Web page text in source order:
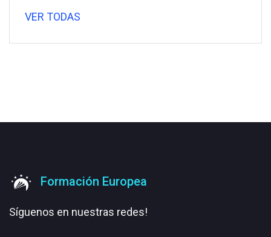
VER TODAS
Formación Europea
Síguenos en nuestras redes!